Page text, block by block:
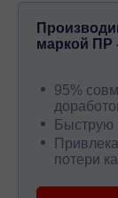
маркой ПР
95%
Быструю
потери